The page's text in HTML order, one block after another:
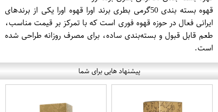
قهوه بسته بندی 50گرمی بطری برند اورا قهوه اورا یکی از برندهای
ایرانی فعال در حوزه قهوه فوری است که با تمرکز بر قیمت مناسب،
طعم قابل قبول و بسته‌بندی ساده، برای مصرف روزانه طراحی شده
است.
پیشنهاد هایی برای شما